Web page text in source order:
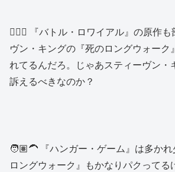
🙍🏻‍♂️ 『バトル・ロワイアル』の原作
ヴン・キングの『死のロングウォーク
れてるんだろ。じゃあスティーヴン・
訴えるべきなのか？
🧑🏽‍🦱 『ハンガー・ゲーム』は多か
ロングウォーク』もかなりパクってる